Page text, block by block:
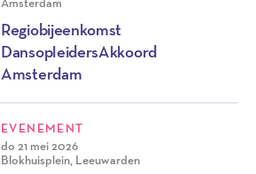
Regiobijeenkomst
DansopleidersAkkoord
Amsterdam
EVENEMENT
do 21 mei 2026
Blokhuisplein, Leeuwarden